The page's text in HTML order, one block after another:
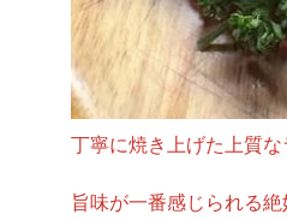
丁寧に焼き上げた上質な
旨味が一番感じられる絶